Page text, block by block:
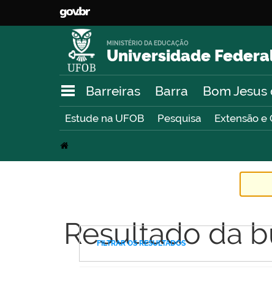
Universidade
MINISTÉRIO DA EDUCAÇÃO
Barreiras Barra Bom Jesus
Estude na UFOB Pesquisa Extensão e
Resultado da
FILTRAR OS RESULTADOS